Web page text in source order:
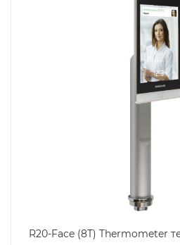
R20-Face (8T) Thermometer